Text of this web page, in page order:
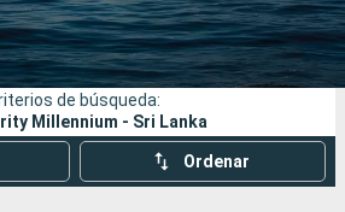
Compañías
Buscar
de búsqueda:
Millennium - Sri Lanka
Ordenar